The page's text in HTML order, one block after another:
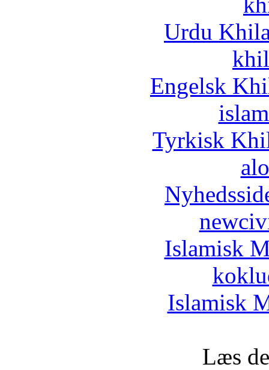
Urdu
Engelsk
Tyrkisk
Islamisk
Islamisk
Læs